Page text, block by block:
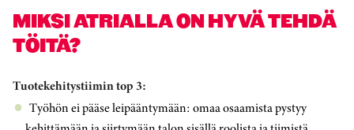
MIKSI ATRIALLA ON HYVÄ TEHDÄ
TÖITÄ?
Tuotekehitystiimin top 3:
Työhön ei pääse leipääntymään: omaa osaamista pystyy